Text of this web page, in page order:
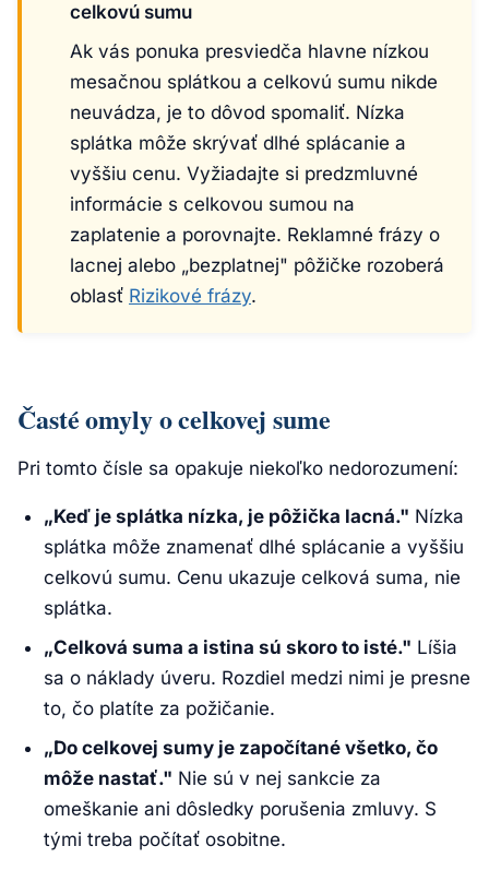
celkovú sumu
Ak vás ponuka presviedča hlavne nízkou
mesačnou splátkou a celkovú sumu nikde
neuvádza, je to dôvod spomaliť. Nízka
splátka môže skrývať dlhé splácanie a
vyššiu cenu. Vyžiadajte si predzmluvné
informácie s celkovou sumou na
zaplatenie a porovnajte. Reklamné frázy o
lacnej alebo „bezplatnej" pôžičke rozoberá
oblasť Rizikové frázy.
Časté omyly o celkovej sume
Pri tomto čísle sa opakuje niekoľko nedorozumení:
„Keď je splátka nízka, je pôžička lacná." Nízka
splátka môže znamenať dlhé splácanie a vyššiu
celkovú sumu. Cenu ukazuje celková suma, nie
splátka.
„Celková suma a istina sú skoro to isté." Líšia
sa o náklady úveru. Rozdiel medzi nimi je presne
to, čo platíte za požičanie.
„Do celkovej sumy je započítané všetko, čo
môže nastať." Nie sú v nej sankcie za
omeškanie ani dôsledky porušenia zmluvy. S
tými treba počítať osobitne.